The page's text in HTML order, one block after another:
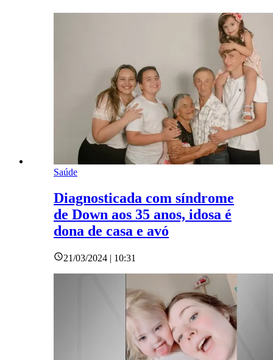
Saúde
Diagnosticada com síndrome
de Down aos 35 anos, idosa é
dona de casa e avó
21/03/2024 | 10:31